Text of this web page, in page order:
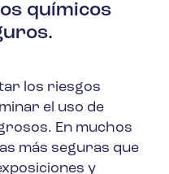
químicos
los riesgos
el uso de
En muchos
más seguras que
y